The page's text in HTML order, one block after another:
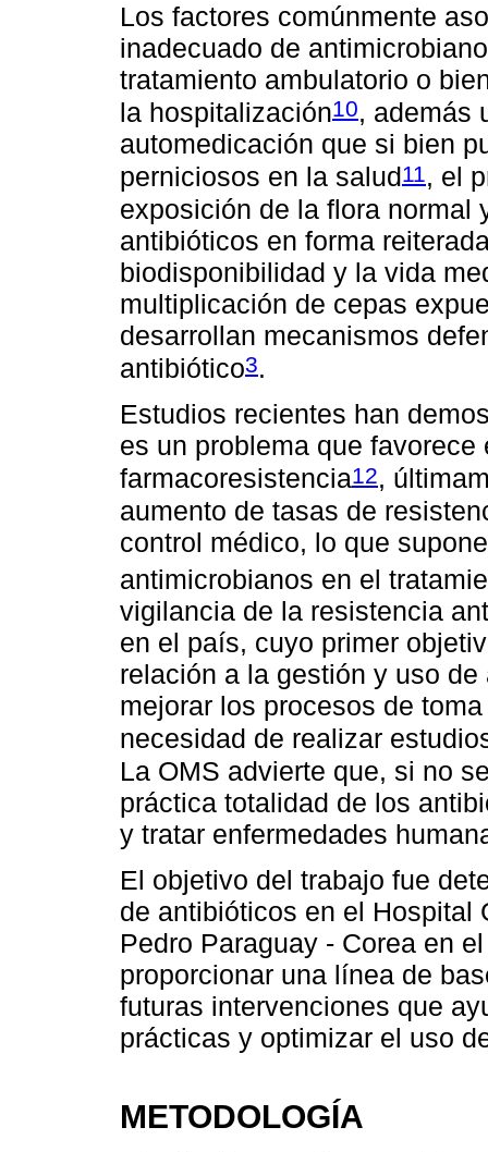
Los factores comúnmente
inadecuado de
tratamiento ambulatorio o
la hospitalización10, además
automedicación que si bien
perniciosos en la salud 11 , el
exposición de la flora normal
antibióticos en forma
biodisponibilidad y la vida
multiplicación de cepas
desarrollan mecanismos
antibiótico3.
Estudios recientes han
es un problema que
farmacoresistencia12,
aumento de tasas de
control médico, lo que
antimicrobianos en el
vigilancia de la resistencia
en el país, cuyo primer
relación a la gestión y uso
mejorar los procesos de
necesidad de realizar
La OMS advierte que, si no
práctica totalidad de los
y tratar enfermedades
El objetivo del trabajo fue
de antibióticos en el Hospital
Pedro Paraguay - Corea en
proporcionar una línea de
futuras intervenciones que
prácticas y optimizar el uso
METODOLOGÍA